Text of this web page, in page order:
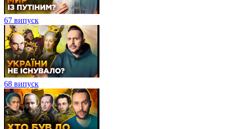
67 випуск
68 випуск